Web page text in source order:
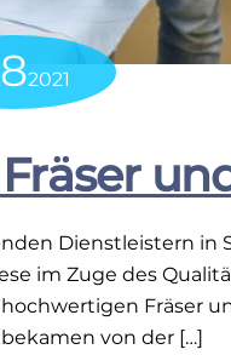
82021
Dienstleistern in
im Zuge des
Fräser
von der […]